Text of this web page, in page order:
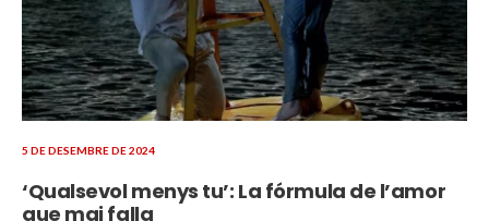
5 DE DESEMBRE DE 2024
‘Qualsevol menys tu’: La fórmula de l’amor
que mai falla